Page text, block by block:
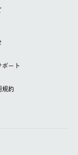
ート
規約